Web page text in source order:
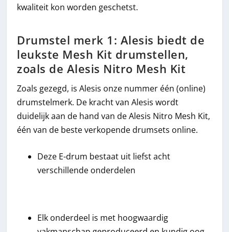
kwaliteit kon worden geschetst.
Drumstel merk 1: Alesis biedt de
leukste Mesh Kit drumstellen,
zoals de Alesis Nitro Mesh Kit
Zoals gezegd, is Alesis onze nummer één (online)
drumstelmerk. De kracht van Alesis wordt
duidelijk aan de hand van de Alesis Nitro Mesh Kit,
één van de beste verkopende drumsets online.
Deze E-drum bestaat uit liefst acht
verschillende onderdelen
Elk onderdeel is met hoogwaardig